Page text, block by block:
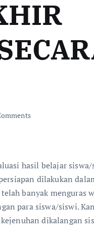
hasil belajar
dilakukan
banyak menguras
para siswa/siswi.
dikalangan